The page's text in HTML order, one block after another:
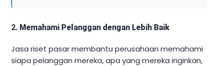
2. Memahami Pelanggan dengan Lebih Baik
Jasa riset pasar membantu perusahaan memahami
siapa pelanggan mereka, apa yang mereka inginkan,